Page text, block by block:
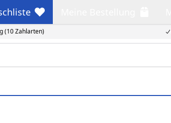
(10 Zahlarten)